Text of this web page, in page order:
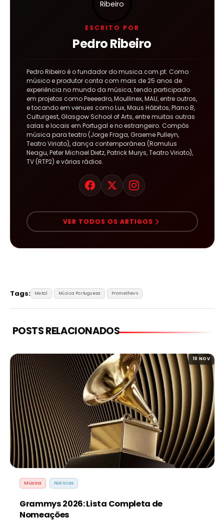
ESCRITO POR
Pedro Ribeiro
Pedro Ribeiro é o fundador do musica.com.pt. Como
músico e produtor conta com mais de 25 anos de
experiência no mundo da música, tendo participado
em projetos como Peeeedro, Moullinex, MAU, entre outros,
e tocando em venues como Lux, Maus Hábitos, Plano B,
Culturgest, Glasgow School of Arts, entre muitas outras
salas e locais em Portugal e no estrangeiro. Compôs
música para teatro (Jorge Fraga, Graeme Pulleyn,
Teatro Viriato), dança contemporânea (Romulus
Neagu, Peter Michael Dietz, Patrick Murys, Teatro Viriato),
TV (RTP2) e várias rádios.
VER TODOS OS ARTIGOS
Tags: Metal Música Portuguesa Promethevs
POSTS RELACIONADOS
10 NOV
Música Noticias
Grammys 2026: Lista Completa de
Nomeações